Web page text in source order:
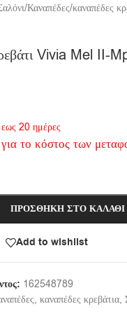
/Καναπέδες/καναπέδες
Vivia Mel II-
20 ημέρες
το κόστος των
ΠΡΟΣΘΉΚΗ ΣΤΟ ΚΑΛΆΘΙ
Add to wishlist
162548789
, καναπέδες κρεβάτια,